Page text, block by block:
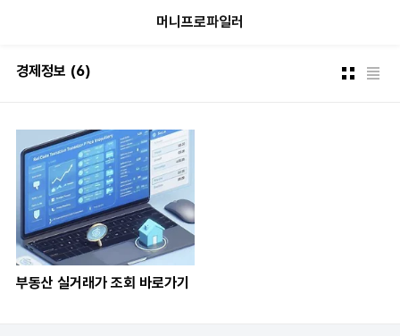
머니프로파일러
경제정보 (6)
부동산 실거래가 조회 바로가기